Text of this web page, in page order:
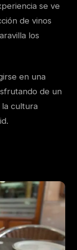
se ve
de vinos
los
en una
de un
cultura